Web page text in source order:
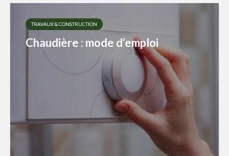
TRAVAUX & CONSTRUCTION
Chaudière : mode d’emploi